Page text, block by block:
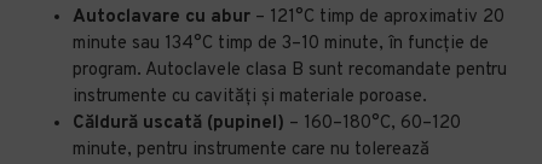
Autoclavare cu abur – 121°C timp de aproximativ 20
minute sau 134°C timp de 3–10 minute, în funcție de
program. Autoclavele clasa B sunt recomandate pentru
instrumente cu cavități și materiale poroase.
Căldură uscată (pupinel) – 160–180°C, 60–120
minute, pentru instrumente care nu tolerează